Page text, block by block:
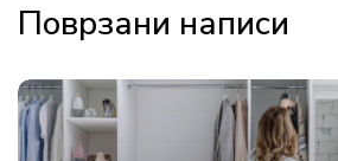
Поврзани написи